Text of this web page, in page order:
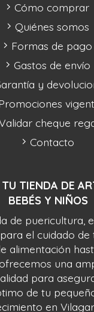
TIENDA DE
BEBÉS Y NIÑOS
de puericultura,
el cuidado de
alimentación
una
para
de tu
en
Cómo comprar
Quiénes somos
Formas de pago
Gastos de envío
y
cheque
Contacto